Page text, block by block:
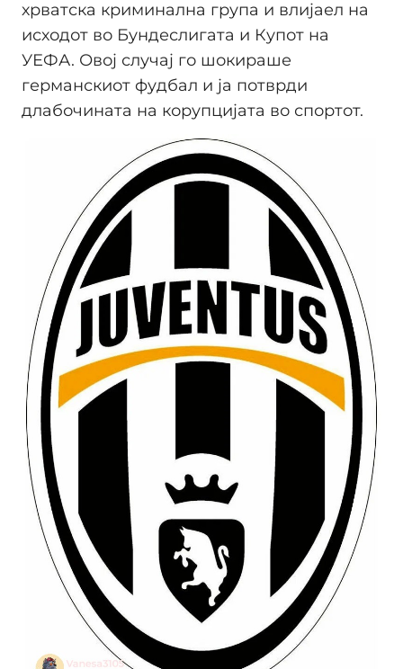
хрватска криминална група и влијаел на
исходот во Бундеслигата и Купот на
УЕФА. Овој случај го шокираше
германскиот фудбал и ја потврди
длабочината на корупцијата во спортот.